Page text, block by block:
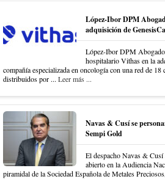
López-Ibor DPM
adquisición de
López-Ibor DPM
hospitalario Vithas en la
compañía especializada en oncología con una red de 18
distribuidos por ... Leer más ...
Navas & Cusí se
Sempi Gold
El despacho Navas &
abierto en la Audiencia
piramidal de la Sociedad Española de Metales